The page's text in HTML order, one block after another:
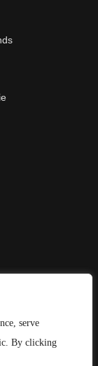
serve
By clicking
itinéraire et